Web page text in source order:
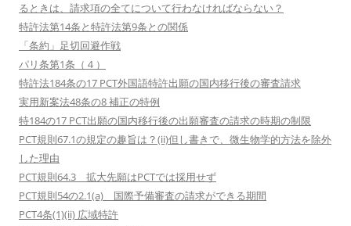
るときは、請求項の全てについて行わなければならない？
特許法第14条と特許法第9条との関係
「条約」足切回避作戦
パリ条第1条（４）
特許法184条の17 PCT外国語特許出願の国内移行後の審査請求
実用新案法48条の8 補正の特例
特184の17 PCT出願の国内移行後の出願審査の請求の時期の制限
PCT規則67.1の規定の趣旨は？(ii)但し書きで、微生物学的方法を除外
した理由
PCT規則64.3 拡大先願はPCTでは採用せず
PCT規則54の2.1(a) 国際予備審査の請求ができる期間
PCT4条(1)(ii) 広域特許